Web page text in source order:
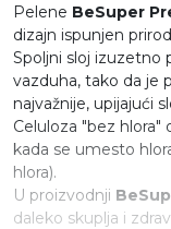
Pelene BeSuper
dizajn ispunjen
Spoljni sloj izuzetno
vazduha, tako da je
najvažnije, upijajući
Celuloza "bez
kada se umesto
hlora).
U proizvodnji
daleko skuplja i